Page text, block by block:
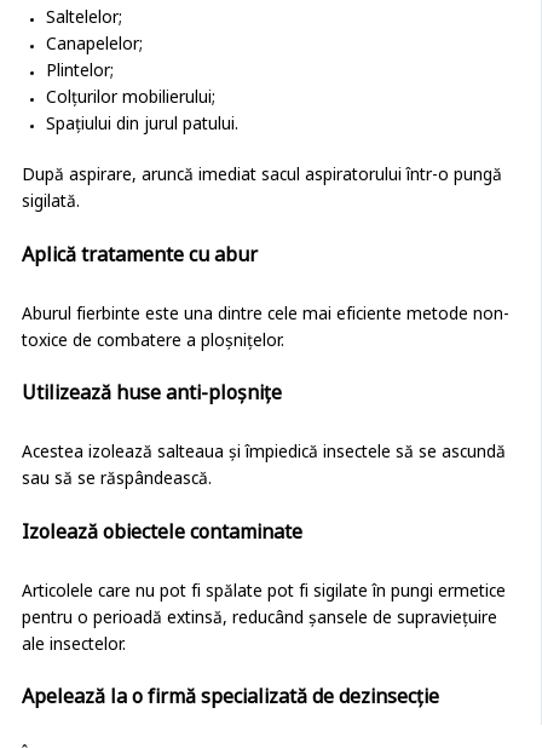
Saltelelor;
Canapelelor;
Plintelor;
Colțurilor mobilierului;
Spațiului din jurul patului.
După aspirare, aruncă imediat sacul aspiratorului într-o pungă
sigilată.
Aplică tratamente cu abur
Aburul fierbinte este una dintre cele mai eficiente metode non-
toxice de combatere a ploșnițelor.
Utilizează huse anti-ploșnițe
Acestea izolează salteaua și împiedică insectele să se ascundă
sau să se răspândească.
Izolează obiectele contaminate
Articolele care nu pot fi spălate pot fi sigilate în pungi ermetice
pentru o perioadă extinsă, reducând șansele de supraviețuire
ale insectelor.
Apelează la o firmă specializată de dezinsecție